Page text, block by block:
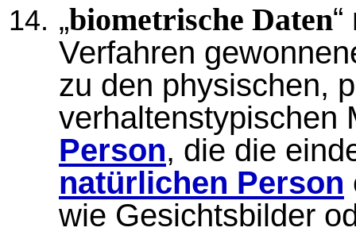
„biometrische Daten
Verfahren
zu den physischen,
verhaltenstypischen
Person, die die
natürlichen Person
wie Gesichtsbilder